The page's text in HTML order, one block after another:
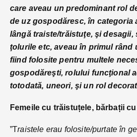
care aveau un predominant rol
de uz gospodăresc, în categoria
lângă traiste/trăistuţe, şi desagii,
ţolurile etc, aveau în primul rând
fiind folosite pentru multele
gospodăreşti, rolului funcţional
totodată, uneori, şi un rol
Femeile cu trăistuțele, bărbații
”Traistele erau folosite/purtate în